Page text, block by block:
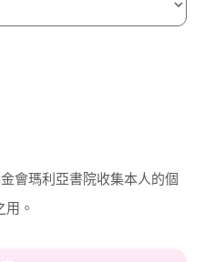
會瑪利亞書院收集本人的個
。